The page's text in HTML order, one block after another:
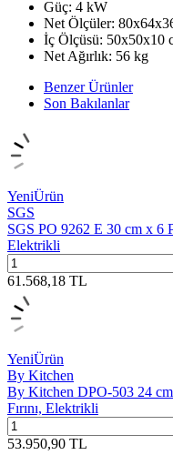
Güç: 4 kW
Net Ölçüler:
İç Ölçüsü: 50x50x10
Net Ağırlık: 56 kg
Benzer Ürünler
Son Bakılanlar
YeniÜrün
SGS
SGS PO 9262 E 30 cm x 6
Elektrikli
61.568,18 TL
YeniÜrün
By Kitchen
By Kitchen DPO-503 24
Fırını, Elektrikli
53.950,90 TL